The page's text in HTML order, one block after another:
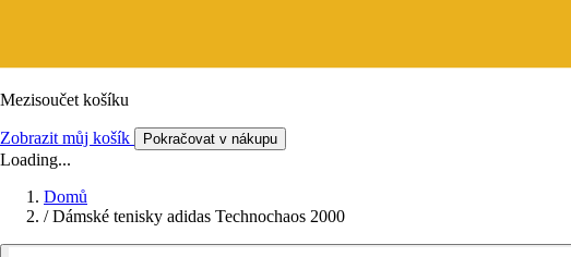
Mezisoučet košíku
Zobrazit můj košík Pokračovat v nákupu
Loading...
Domů
/ Dámské tenisky adidas Technochaos 2000